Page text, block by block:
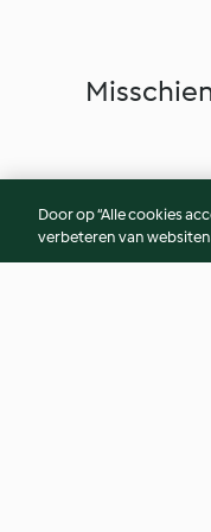
Door op “Alle cookies
verbeteren van